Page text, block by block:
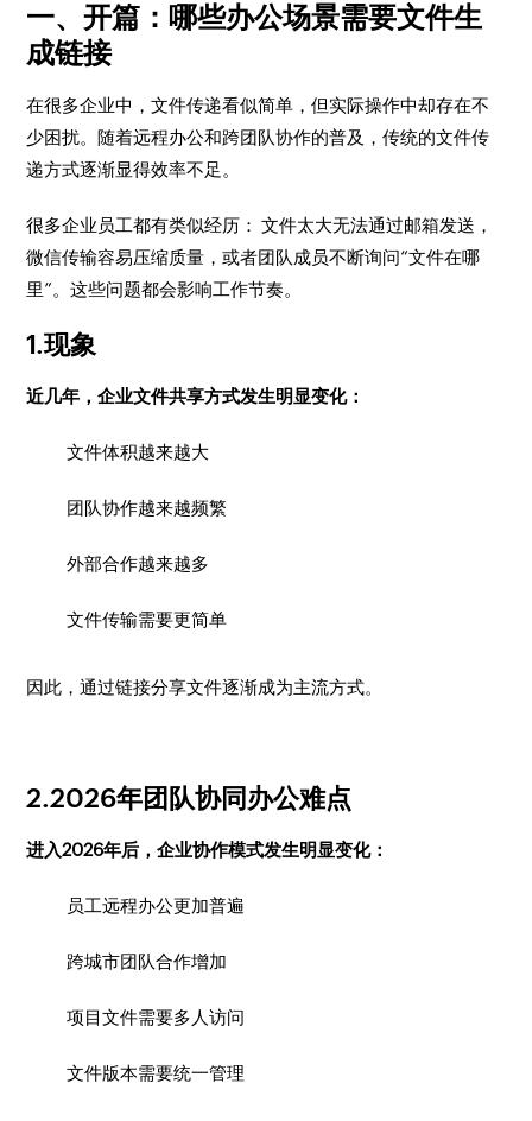
一、开篇：哪些办公场景需要文件生
成链接
在很多企业中，文件传递看似简单，但实际操作中却存在不
少困扰。随着远程办公和跨团队协作的普及，传统的文件传
递方式逐渐显得效率不足。
很多企业员工都有类似经历： 文件太大无法通过邮箱发送，
微信传输容易压缩质量，或者团队成员不断询问“文件在哪
里”。这些问题都会影响工作节奏。
1.现象
近几年，企业文件共享方式发生明显变化：
文件体积越来越大
团队协作越来越频繁
外部合作越来越多
文件传输需要更简单
因此，通过链接分享文件逐渐成为主流方式。
2.2026年团队协同办公难点
进入2026年后，企业协作模式发生明显变化：
员工远程办公更加普遍
跨城市团队合作增加
项目文件需要多人访问
文件版本需要统一管理